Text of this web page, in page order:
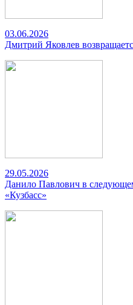
03.06.2026
Дмитрий Яковлев
29.05.2026
Данило Павлович в
«Кузбасс»